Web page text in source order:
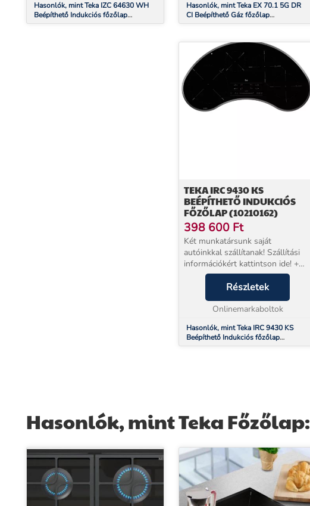
Hasonlók, mint Teka IZC 64630 WH
Beépíthető Indukciós főzőlap
(112500027)
Hasonlók, mint Teka EX 70.1 5G DR
CI Beépíthető Gáz főzőlap
(112610000)
TEKA IRC 9430 KS
BEÉPÍTHETŐ INDUKCIÓS
FŐZŐLAP (10210162)
398 600 Ft
Két munkatársunk saját
autóinkkal szállítanak! Szállítási
információkért kattintson ide! +
EXTRA 5 év jótállással
vásárolhat!* Beüzemelés
szolgáltatásunk a készülék mellé
NEM választható. Indukciós f...
Részletek
Onlinemarkaboltok
Hasonlók, mint Teka IRC 9430 KS
Beépíthető Indukciós főzőlap
(10210162)
Hasonlók, mint Teka Főzőlap: